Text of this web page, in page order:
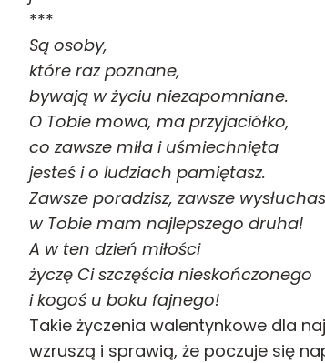
***
Są osoby,
które raz poznane,
bywają w życiu niezapomniane.
O Tobie mowa, ma przyjaciółko,
co zawsze miła i uśmiechnięta
jesteś i o ludziach pamiętasz.
Zawsze poradzisz, zawsze
w Tobie mam najlepszego druha!
A w ten dzień miłości
życzę Ci szczęścia nieskończonego
i kogoś u boku fajnego!
Takie życzenia walentynkowe dla
wzruszą i sprawią, że poczuje się